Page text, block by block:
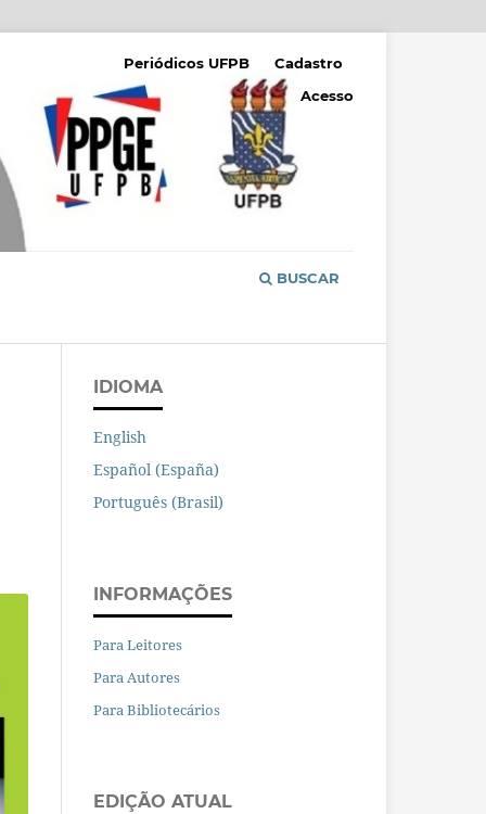
BUSCAR
Periódicos UFPB
Cadastro
Acesso
IDIOMA
English
Español (España)
Português (Brasil)
INFORMAÇÕES
Para Leitores
Para Autores
Para Bibliotecários
EDIÇÃO ATUAL